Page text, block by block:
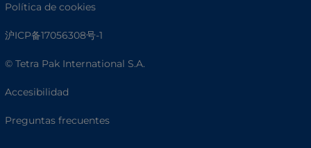
Política de cookies
沪ICP备17056308号-1
© Tetra Pak International S.A.
Accesibilidad
Preguntas frecuentes